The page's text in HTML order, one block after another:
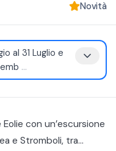
Novità
al 31 Luglio e
...
con un’escursione
e Stromboli, tra